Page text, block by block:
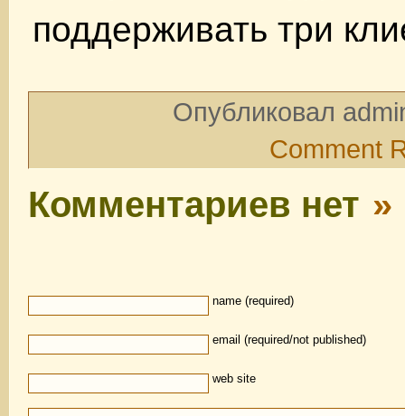
поддерживать три
Опубликовал
Comment
Комментариев нет »
name (required)
email (required/not published)
web site